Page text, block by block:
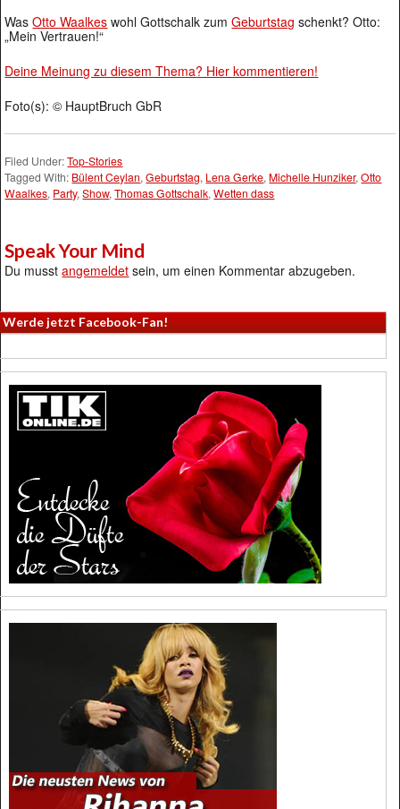
WasOtto Waalkes wohl Gottschalk zumGeburtstag schenkt? Otto:
„Mein Vertrauen!“
Deine Meinung zu diesem Thema? Hier kommentieren!
Foto(s): © HauptBruch GbR
Filed Under:Top-Stories
Tagged With: Bülent Ceylan,Geburtstag, Lena Gerke, Michelle Hunziker,Otto
Waalkes, Party,Show,Thomas Gottschalk,Wetten dass
Speak Your Mind
Du musstangemeldet sein, um einen Kommentar abzugeben.
Werde jetzt Facebook-Fan!